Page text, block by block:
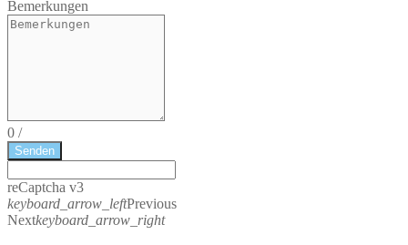
Bemerkungen
0 /
Senden
reCaptcha v3
keyboard_arrow_leftPrevious
Nextkeyboard_arrow_right